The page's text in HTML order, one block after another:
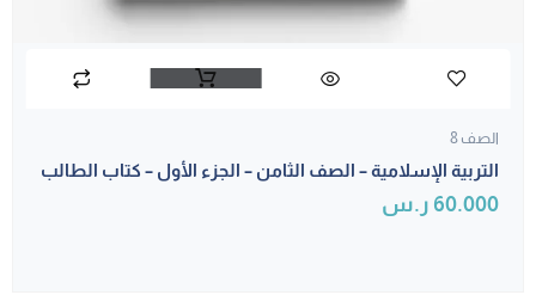
الصف 8
التربية الإسلامية – الصف الثامن – الجزء الأول – كتاب الطالب
60.000 ر.س